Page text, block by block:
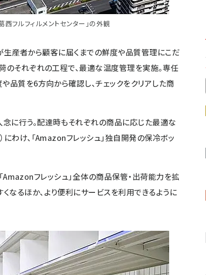
西フルフィルメントセンター」の外観
生産者から顧客に届くまでの鮮度や品質管理にこだ
のそれぞれの工程で、最適な温度管理を実施。専任
品質を6方向から確認し、チェックをクリアした商
に行う。配達時もそれぞれの商品に応じた最適な
にわけ、「Amazonフレッシュ」独自開発の保冷ボッ
Amazonフレッシュ」全体の商品保管・出荷能力を拡
なるほか、より便利にサービスを利用できるように